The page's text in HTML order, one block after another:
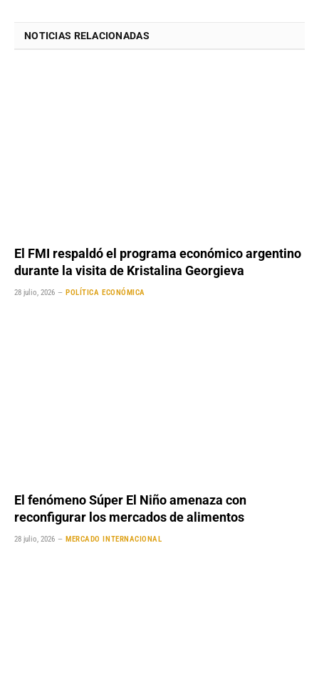
NOTICIAS RELACIONADAS
El FMI respaldó el programa económico argentino
durante la visita de Kristalina Georgieva
28 julio, 2026 POLÍTICA ECONÓMICA
El fenómeno Súper El Niño amenaza con
reconfigurar los mercados de alimentos
28 julio, 2026 MERCADO INTERNACIONAL